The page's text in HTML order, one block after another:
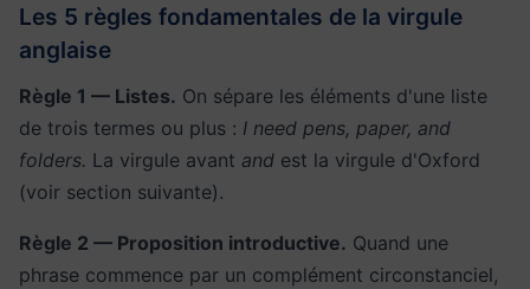
Les 5 règles fondamentales de la virgule
anglaise
Règle 1 — Listes. On sépare les éléments d'une liste
de trois termes ou plus : I need pens, paper, and
folders. La virgule avant and est la virgule d'Oxford
(voir section suivante).
Règle 2 — Proposition introductive. Quand une
phrase commence par un complément circonstanciel,